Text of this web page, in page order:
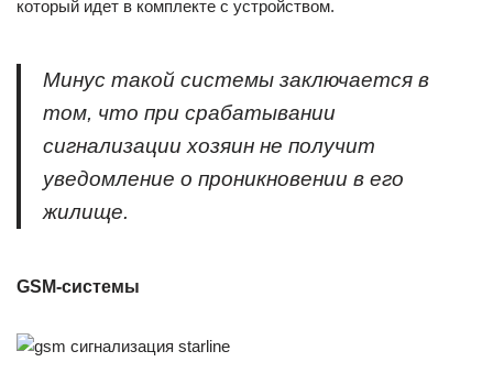
который идет в комплекте с устройством.
Минус такой системы заключается в
том, что при срабатывании
сигнализации хозяин не получит
уведомление о проникновении в его
жилище.
GSM-системы